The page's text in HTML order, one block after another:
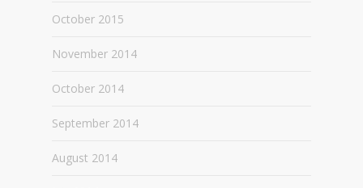
October 2015
November 2014
October 2014
September 2014
August 2014